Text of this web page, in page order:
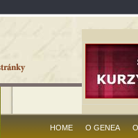
HOME O GENEA